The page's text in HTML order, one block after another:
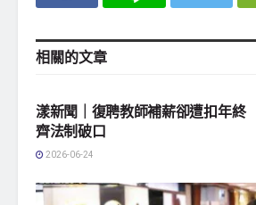
相關的文章
漾新聞｜復聘教師補薪卻遭扣年
齊法制破口
2026-06-24